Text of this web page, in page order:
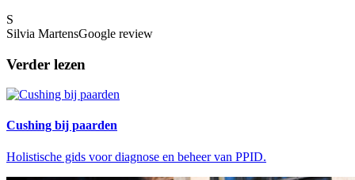
S
Silvia MartensGoogle review
Verder lezen
Cushing bij paarden
Holistische gids voor diagnose en beheer van PPID.